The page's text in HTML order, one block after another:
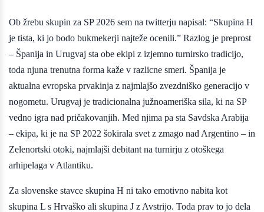
Ob žrebu skupin za SP 2026 sem na twitterju napisal: “Skupina H
je tista, ki jo bodo bukmekerji najteže ocenili.” Razlog je preprost
– Španija in Urugvaj sta obe ekipi z izjemno turnirsko tradicijo,
toda njuna trenutna forma kaže v razlicne smeri. Španija je
aktualna evropska prvakinja z najmlajšo zvezdniško generacijo v
nogometu. Urugvaj je tradicionalna južnoameriška sila, ki na SP
vedno igra nad pričakovanjih. Med njima pa sta Savdska Arabija
– ekipa, ki je na SP 2022 šokirala svet z zmago nad Argentino – in
Zelenortski otoki, najmlajši debitant na turnirju z otoškega
arhipelaga v Atlantiku.
Za slovenske stavce skupina H ni tako emotivno nabita kot
skupina L s Hrvaško ali skupina J z Avstrijo. Toda prav to jo dela